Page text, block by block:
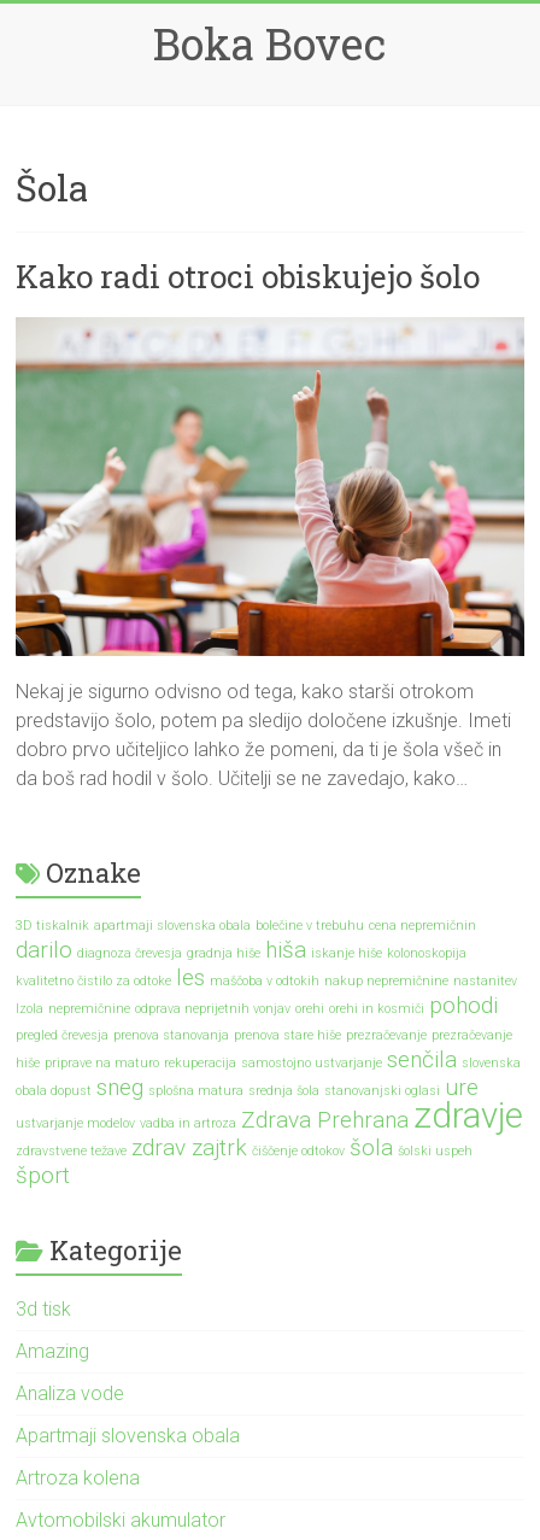
Boka Bovec
Šola
Kako radi otroci obiskujejo šolo
Nekaj je sigurno odvisno od tega, kako starši otrokom
predstavijo šolo, potem pa sledijo določene izkušnje. Imeti
dobro prvo učiteljico lahko že pomeni, da ti je šola všeč in
da boš rad hodil v šolo. Učitelji se ne zavedajo, kako…
Oznake
3D tiskalnik apartmaji slovenska obala bolečine v trebuhu cena nepremičnin
darilo diagnoza črevesja gradnja hiše hiša iskanje hiše kolonoskopija
kvalitetno čistilo za odtoke les maščoba v odtokih nakup nepremičnine nastanitev
Izola nepremičnine odprava neprijetnih vonjav orehi orehi in kosmiči pohodi
pregled črevesja prenova stanovanja prenova stare hiše prezračevanje prezračevanje
hiše priprave na maturo rekuperacija samostojno ustvarjanje senčila slovenska
obala dopust sneg splošna matura srednja šola stanovanjski oglasi ure
ustvarjanje modelov vadba in artroza Zdrava Prehrana zdravje
zdravstvene težave zdrav zajtrk čiščenje odtokov šola šolski uspeh
šport
Kategorije
3d tisk
Amazing
Analiza vode
Apartmaji slovenska obala
Artroza kolena
Avtomobilski akumulator